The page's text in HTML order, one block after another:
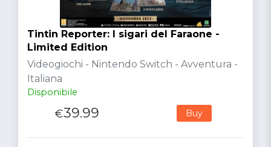
Tintin Reporter: I sigari del Faraone -
Limited Edition
Videogiochi - Nintendo Switch - Avventura -
Italiana
Disponibile
€39.99 Buy